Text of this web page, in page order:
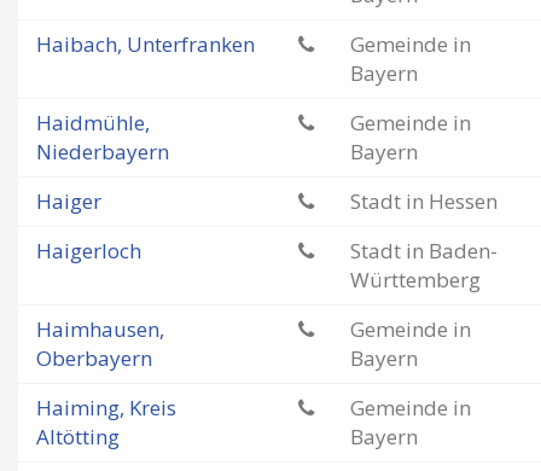
Haibach, Unterfranken
Gemeinde in
Bayern
Haidmühle,
Niederbayern
Gemeinde in
Bayern
Haiger
Stadt in Hessen
Haigerloch
Stadt in Baden-
Württemberg
Haimhausen,
Oberbayern
Gemeinde in
Bayern
Haiming, Kreis
Altötting
Gemeinde in
Bayern